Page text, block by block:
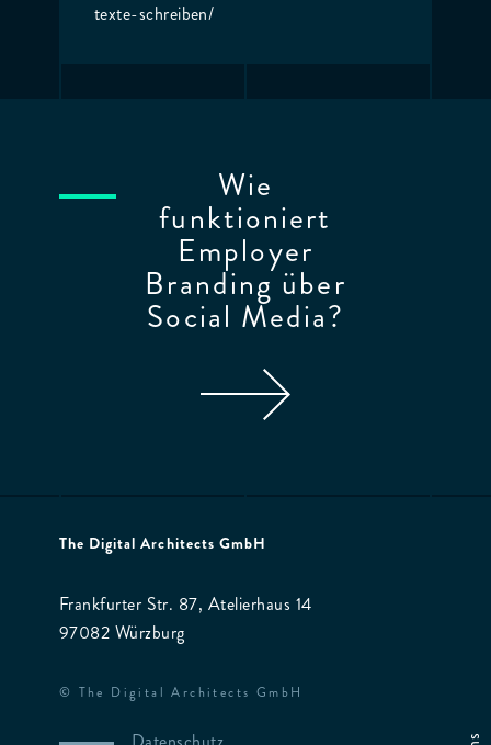
texte-schreiben/
Wie
funktioniert
Employer
Branding über
Social Media?
The Digital Architects GmbH
Frankfurter Str. 87, Atelierhaus 14
97082 Würzburg
© The Digital Architects GmbH